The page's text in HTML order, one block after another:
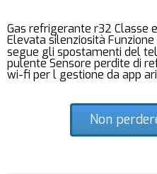
Gas refrigerante r32 Classe
Elevata silenziosità
segue gli spostamenti del
pulente Sensore perdite di
wi-fi per l gestione da app
Non